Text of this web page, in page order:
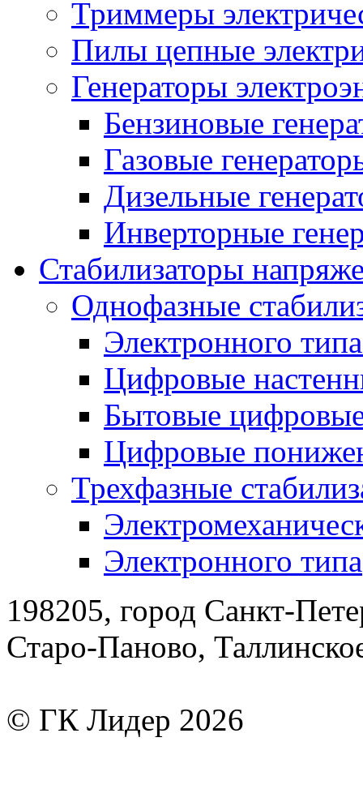
Триммеры
Пилы цепные
Генераторы
Бензиновые
Газовые
Дизельные
Инверторные
Стабилизаторы
Однофазные
Электронного
Цифровые
Бытовые
Цифровые
Трехфазные
Электронного типа
198205, город Санкт-
Старо-Паново,
© ГК Лидер 2026